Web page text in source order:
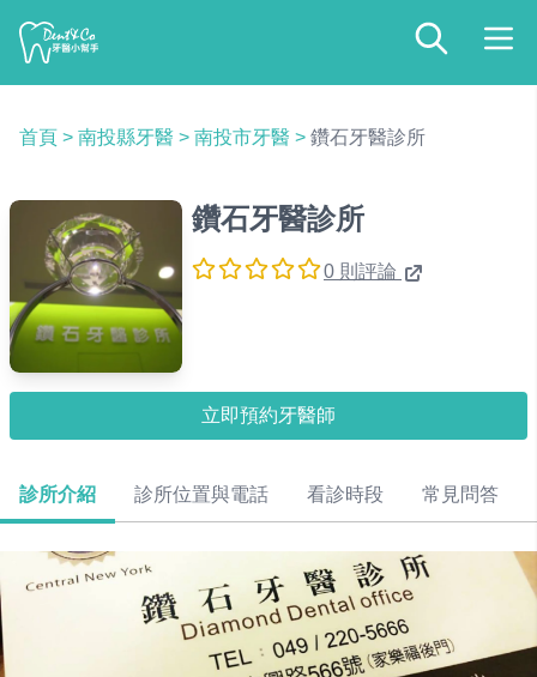
首頁 > 南投縣牙醫 > 南投市牙醫 > 鑽石牙醫診所
鑽石牙醫診所
0 則評論
立即預約牙醫師
診所介紹 診所位置與電話 看診時段 常見問答